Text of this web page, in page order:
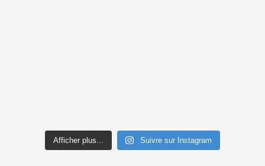
Afficher plus... Suivre sur Instagram